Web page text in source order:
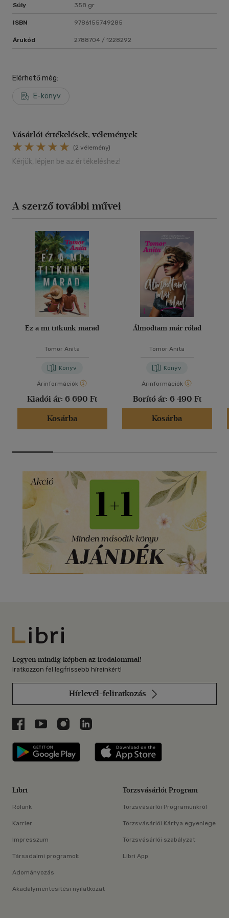
Súly 358 gr
ISBN 9786155749285
Árukód 2788704 / 1228292
Elérhető még:
E-könyv
Vásárlói értékelések, vélemények
(2 vélemény)
Kérjük, lépjen be az értékeléshez!
A szerző további művei
Ez a mi titkunk marad
Tomor Anita
Könyv
Árinformációk
Kiadói ár: 6 690 Ft
Kosárba
Álmodtam már rólad
Tomor Anita
Könyv
Árinformációk
Borító ár: 6 490 Ft
Kosárba
Libri
Legyen mindig képben az irodalommal!
Iratkozzon fel legfrissebb híreinkért!
Hírlevél-feliratkozás
Libri a Facebookon
Libri a Youtube-on
Libri az Instagramon
Libri a LinkedInen
Libri applikáció Szerezd meg: Google
Libri
Rólunk
Karrier
Impresszum
Társadalmi programok
Adományozás
Akadálymentesítési nyilatkozat
Törzsvásárlói Program
Törzsvásárlói Programunkról
Törzsvásárlói Kártya egyenlege
Törzsvásárlói szabályzat
Libri App